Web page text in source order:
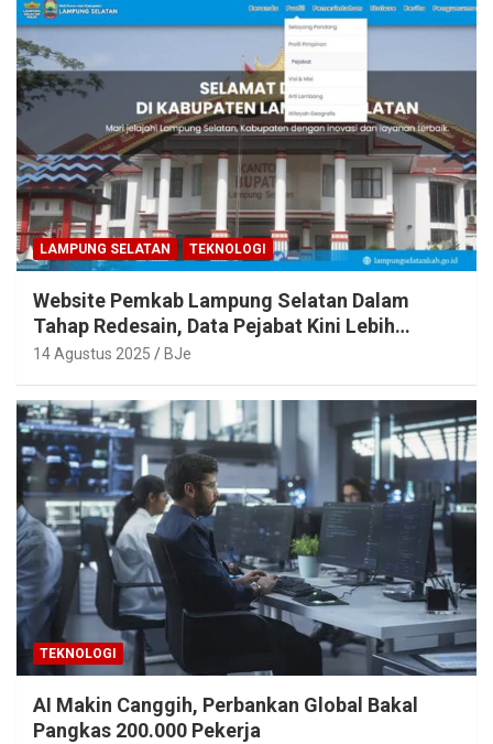
LAMPUNG SELATAN TEKNOLOGI
Website Pemkab Lampung Selatan Dalam
Tahap Redesain, Data Pejabat Kini Lebih
Mudah Diakses
14 Agustus 2025 BJe
TEKNOLOGI
AI Makin Canggih, Perbankan Global Bakal
Pangkas 200.000 Pekerja